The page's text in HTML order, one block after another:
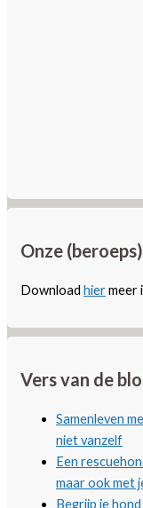
Onze
Download hiermeer
Vers van de
Samenleven
niet vanzelf
Een
maar ook met
Begrijp je